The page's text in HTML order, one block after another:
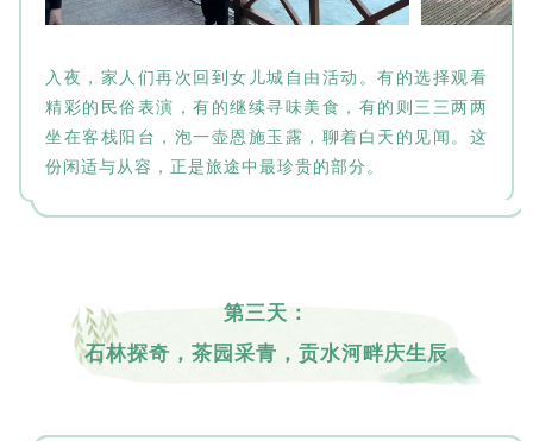
入夜，家人们再次回到女儿城自由活动。有的选择观看
精彩的民俗表演，有的继续寻味美食，有的则三三两两
坐在客栈阳台，泡一壶恩施玉露，聊着白天的见闻。这
份闲适与从容，正是旅途中最珍贵的部分。
第三天：
石林探奇，茶园采青，贡水河畔庆生辰